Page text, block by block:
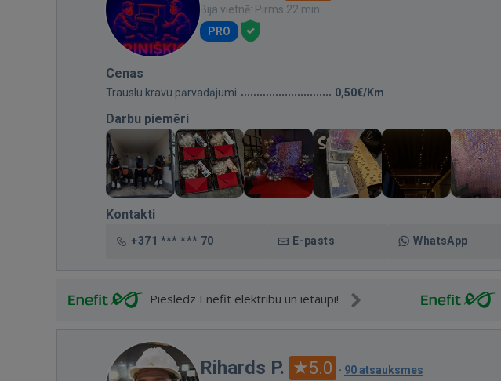
Bija vietnē: Pirms 22 min.
PRO
Cenas
Trauslu kravu pārvadājumi 0,50€/Km
Darbu piemēri
Kontakti
+371 *** *** 70 E-pasts WhatsApp
Pieslēdz Enefit elektrību un ietaupi!
Rihards P. 5.0 · 90 atsauksmes